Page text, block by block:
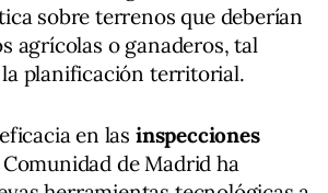
sobre terrenos que deberían
agrícolas o ganaderos, tal
planificación territorial.
en las inspecciones
de Madrid ha